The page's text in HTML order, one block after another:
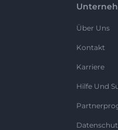
Über Uns
Kontakt
Karriere
Hilfe Und